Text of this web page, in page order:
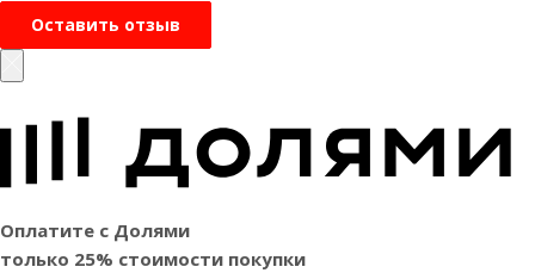
Оставить отзыв
Оплатите с Долями
только 25% стоимости покупки